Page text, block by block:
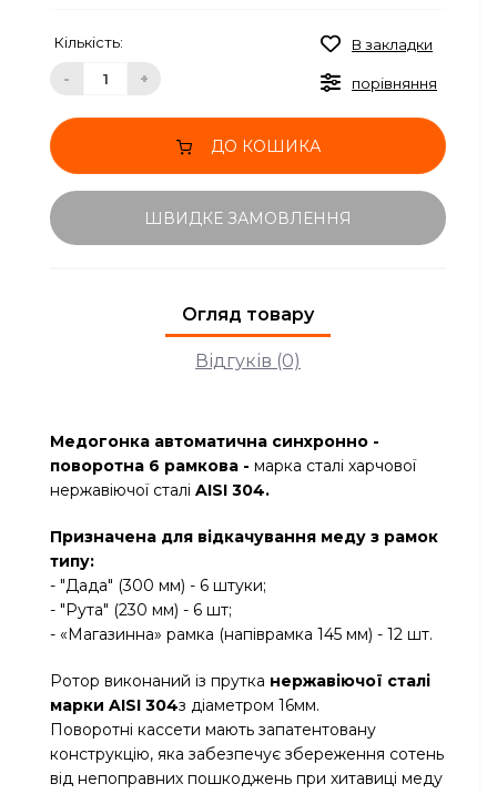
Кількість:
- +
В закладки
порівняння
ДО КОШИКА
ШВИДКЕ ЗАМОВЛЕННЯ
Огляд товару
Відгуків (0)
Медогонка автоматична синхронно -
поворотна 6 рамкова - марка сталі харчової
нержавіючої сталі AISI 304.
Призначена для відкачування меду з рамок
типу:
- "Дада" (300 мм) - 6 штуки;
- "Рута" (230 мм) - 6 шт;
- «Магазинна» рамка (напіврамка 145 мм) - 12 шт.
Ротор виконаний із прутка нержавіючої сталі
марки AISI 304з діаметром 16мм.
Поворотні кассети мають запатентовану
конструкцію, яка забезпечує збереження сотень
від непоправних пошкоджень при хитавиці меду